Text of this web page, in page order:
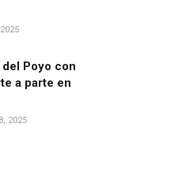
Poyo con
a parte en
2025